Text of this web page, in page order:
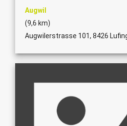
Augwil
(9,6 km)
Augwilerstrasse 101, 8426